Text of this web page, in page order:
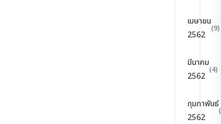
เมษายน
2562
(9)
มีนาคม
2562
(4)
กุมภาพันธ์
2562